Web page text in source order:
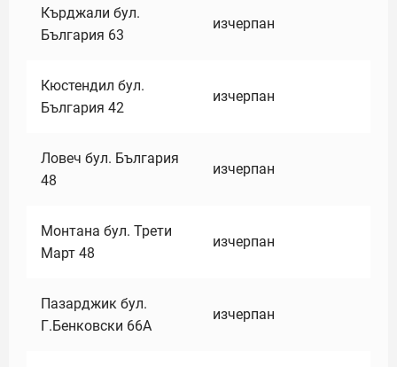
Кърджали бул.
България 63
изчерпан
Кюстендил бул.
България 42
изчерпан
Ловеч бул. България
48
изчерпан
Монтана бул. Трети
Март 48
изчерпан
Пазарджик бул.
Г.Бенковски 66А
изчерпан